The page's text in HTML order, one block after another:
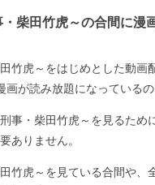
柴田竹虎～の合間に漫
竹虎～をはじめとした動
画が読み放題になっている
事・柴田竹虎～を見るた
ありません。
竹虎～を見ている合間や